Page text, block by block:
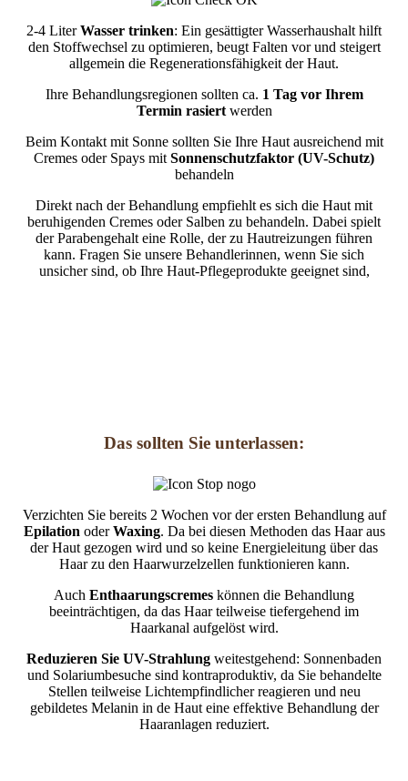
2-4 LiterWasser trinken: Ein gesättigter Wasserhaushalt hilft
den Stoffwechsel zu optimieren, beugt Falten vor und steigert
allgemein die Regenerationsfähigkeit der Haut.
Ihre Behandlungsregionen sollten ca. 1 Tag vor Ihrem
Termin rasiertwerden
Beim Kontakt mit Sonne sollten Sie Ihre Haut ausreichend mit
Cremes oder Spays mitSonnenschutzfaktor (UV-Schutz)
behandeln
Direkt nach der Behandlung empfiehlt es sich die Haut mit
beruhigenden Cremes oder Salben zu behandeln. Dabei spielt
der Parabengehalt eine Rolle, der zu Hautreizungen führen
kann. Fragen Sie unsere Behandlerinnen, wenn Sie sich
unsicher sind, ob Ihre Haut-Pflegeprodukte geeignet sind,
Das sollten Sie unterlassen:
Verzichten Sie bereits 2 Wochen vor der ersten Behandlung auf
Epilation oderWaxing. Da bei diesen Methoden das Haar aus
der Haut gezogen wird und so keine Energieleitung über das
Haar zu den Haarwurzelzellen funktionieren kann.
Auch Enthaarungscremes können die Behandlung
beeinträchtigen, da das Haar teilweise tiefergehend im
Haarkanal aufgelöst wird.
Reduzieren Sie UV-Strahlung weitestgehend: Sonnenbaden
und Solariumbesuche sind kontraproduktiv, da Sie behandelte
Stellen teilweise Lichtempfindlicher reagieren und neu
gebildetes Melanin in de Haut eine effektive Behandlung der
Haaranlagen reduziert.